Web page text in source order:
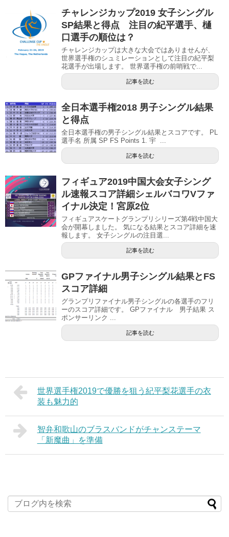
チャレンジカップ2019 女子シングル
SP結果と得点 注目の紀平選手、樋
口選手の順位は？
チャレンジカップは大きな大会ではありませんが、
世界選手権のシュミレーションとして注目の紀平梨
花選手が出場します。 世界選手権の前哨戦で...
記事を読む
全日本選手権2018 男子シングル結果
と得点
全日本選手権の男子シングル結果とスコアです。 PL
選手名 所属 SP FS Points 1. 宇 ...
記事を読む
フィギュア2019中国大会女子シング
ル速報スコア詳細シェルバコワVファ
イナル決定！宮原2位
フィギュアスケートグランプリシリーズ第4戦中国大
会が開幕しました。 気になる結果とスコア詳細を速
報します。 女子シングルの注目選...
記事を読む
GPファイナル男子シングル結果とFS
スコア詳細
グランプリファイナル男子シングルの各選手のフリ
ーのスコア詳細です。 GPファイナル 男子結果 ス
ポンサーリンク ...
記事を読む
世界選手権2019で優勝を狙う紀平梨花選手の衣
装も魅力的
智弁和歌山のブラスバンドがチャンステーマ
「新魔曲」を準備